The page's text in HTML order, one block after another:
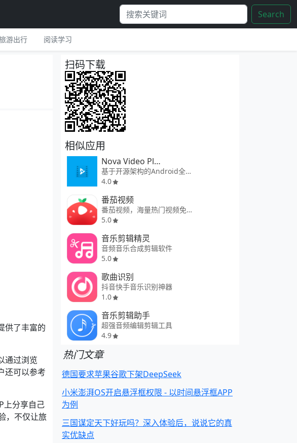
Search
游出行 阅读学习
供了丰富的
通过浏览
还可以参考
上分享自己
，不仅让旅
扫码下载
相似应用
Nova Video Player
基于开源架构的Android全能视频播放器
4.0
番茄视频
番茄视频，海量热门视频免费看
5.0
音乐剪辑精灵
音频音乐合成剪辑软件
5.0
歌曲识别
抖音快手音乐识别神器
1.0
音乐剪辑助手
超强音频编辑剪辑工具
4.9
热门文章
德国要求苹果谷歌下架DeepSeek
小米澎湃OS开启悬浮框权限 - 以时间悬浮框APP
为例
三国谋定天下好玩吗？深入体验后，说说它的真
实优缺点